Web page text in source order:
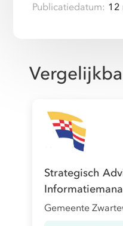
Publicatiedatum: 12
Strategisch
Gemeente